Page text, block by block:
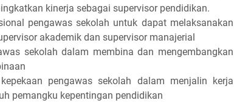
kinerja sebagai supervisor pendidikan.
pengawas sekolah untuk dapat melaksanakan
akademik dan supervisor manajerial
sekolah dalam membina dan mengembangkan
pengawas sekolah dalam menjalin kerja
pemangku kepentingan pendidikan